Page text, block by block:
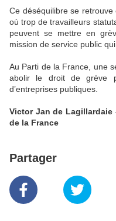
Ce déséquilibre se retrouve
où trop de travailleurs
peuvent se mettre en
mission de service public qui
Au Parti de la France, une
abolir le droit de grève
d’entreprises publiques.
Victor Jan de Lagillardaie
de la France
Partager